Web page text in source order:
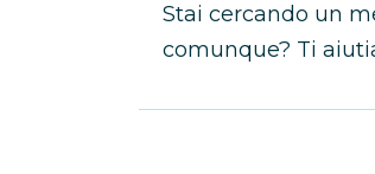
Stai cercando un
comunque? Ti